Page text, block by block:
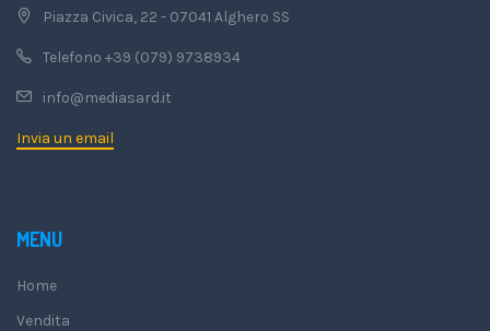
Piazza Civica, 22 - 07041 Alghero SS
Telefono +39 (079) 9738934
info@mediasard.it
Invia un email
MENU
Home
Vendita